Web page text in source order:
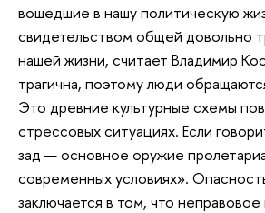
вошедшие в нашу политическую
свидетельством общей довольно
нашей жизни, считает Владимир
трагична, поэтому люди
Это древние культурные схемы
стрессовых ситуациях. Если
зад — основное оружие
современных условиях».
заключается в том, что